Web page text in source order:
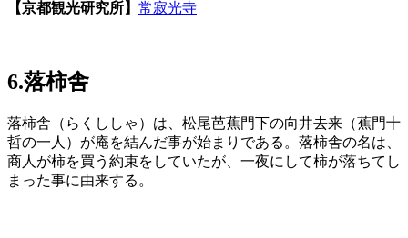
【京都観光研究所】 常寂光寺
6.落柿舎
落柿舎（らくししゃ）は、松尾芭蕉門下の向井去来（蕉門十
哲の一人）が庵を結んだ事が始まりである。落柿舎の名は、
商人が柿を買う約束をしていたが、一夜にして柿が落ちてし
まった事に由来する。